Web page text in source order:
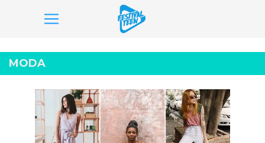
para
o
conteúdo
MODA